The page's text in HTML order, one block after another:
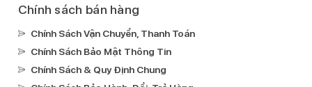
Thao tác cảm ứng:
Chạm để điều khiển phát/tạm dừng
nhạc, trả lời cuộc gọi; vuốt để điều chỉnh âm lượng; ấn và
giữ để chuyển đổi chế độ.
Chính sách bán hàng
Chính Sách Vận Chuyển, Thanh Toán
Chính Sách Bảo Mật Thông Tin
Chính Sách & Quy Định Chung